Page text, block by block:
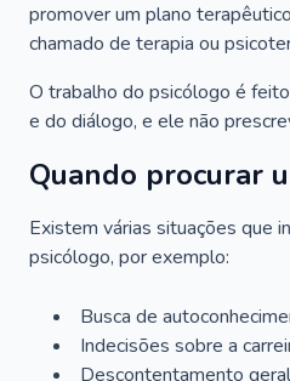
promover um plano
chamado de terapia ou
O trabalho do psicólogo é
e do diálogo, e ele não
Quando procurar
Existem várias situações que
psicólogo, por exemplo:
Busca de
Indecisões sobre a
Descontentamento